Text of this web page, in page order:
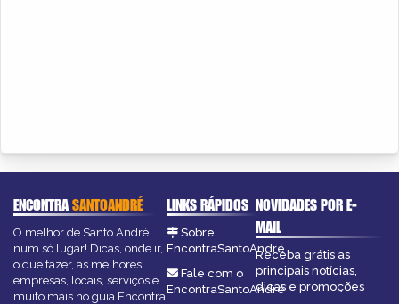
ENCONTRASANTOANDRÉ
O melhor de Santo André
num só lugar! Dicas, onde ir,
o que fazer, as melhores
empresas, locais, serviços e
muito mais no guia Encontra
LINKS RÁPIDOS
Sobre
EncontraSantoAndré
Fale com o
EncontraSantoAndré
NOVIDADES POR E-
MAIL
Receba grátis as
principais notícias,
dicas e promoções